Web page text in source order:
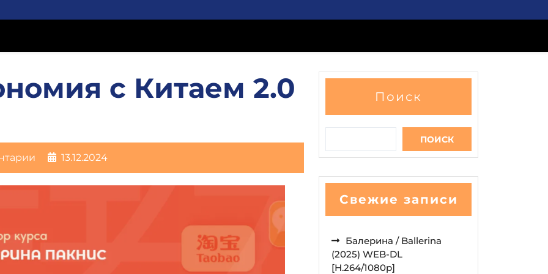
с Китаем 2.0
13.12.2024
Поиск
ПОИСК
Свежие записи
Балерина / Ballerina
(2025) WEB-DL
[H.264/1080p]